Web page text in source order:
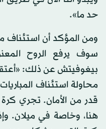
حد ما».
ومن المؤكد أن استئناف
سوف يرفع الروح
بيغوفيتش عن ذلك:
محاولة استئناف
قدر من الأمان. تجري
هنا، وخاصة في ميلان.